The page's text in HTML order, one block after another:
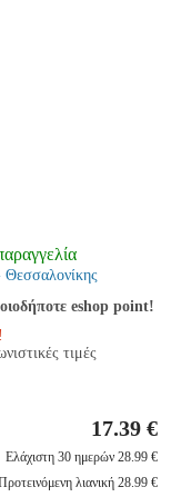
Θεσσαλονίκης
eshop point!
τιμές
17.39 €
Ελάχιστη 30 ημερών 28.99 €
λιανική 28.99 €